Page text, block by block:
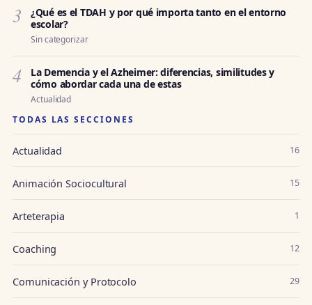
3
¿Qué es el TDAH y por qué importa tanto en el entorno
escolar?
Sin categorizar
4
La Demencia y el Azheimer: diferencias, similitudes y
cómo abordar cada una de estas
Actualidad
TODAS LAS SECCIONES
Actualidad 16
Animación Sociocultural 15
Arteterapia 1
Coaching 12
Comunicación y Protocolo 29